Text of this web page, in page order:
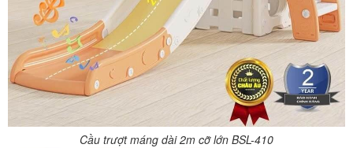
Cầu trượt máng dài 2m cỡ lớn BSL-410